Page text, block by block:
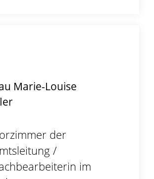
Marie-Louise
der
/
im